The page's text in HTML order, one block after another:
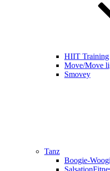
HIIT Training
Move/Move
Smovey
Tanz
Boogie-